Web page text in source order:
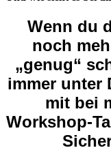
Wenn du
noch
„genug“
immer unter
mit bei
Workshop-